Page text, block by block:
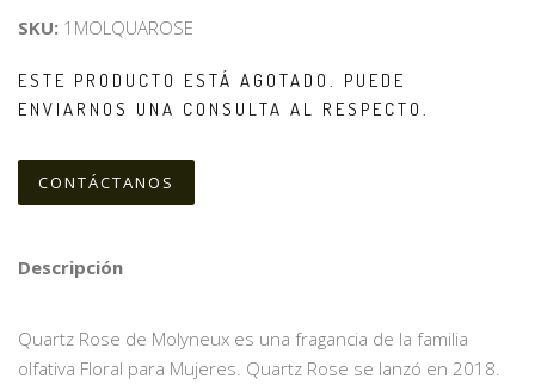
SKU: 1MOLQUAROSE
ESTE PRODUCTO ESTÁ AGOTADO. PUEDE
ENVIARNOS UNA CONSULTA AL RESPECTO.
CONTÁCTANOS
Descripción
Quartz Rose de Molyneux es una fragancia de la familia
olfativa Floral para Mujeres. Quartz Rose se lanzó en 2018.